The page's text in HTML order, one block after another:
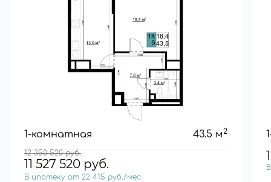
1-комнатная 43.5 м2
12 350 520руб.
11 527 520 руб.
В ипотеку от 22 415 руб./мес.